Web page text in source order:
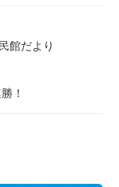
館だより
！